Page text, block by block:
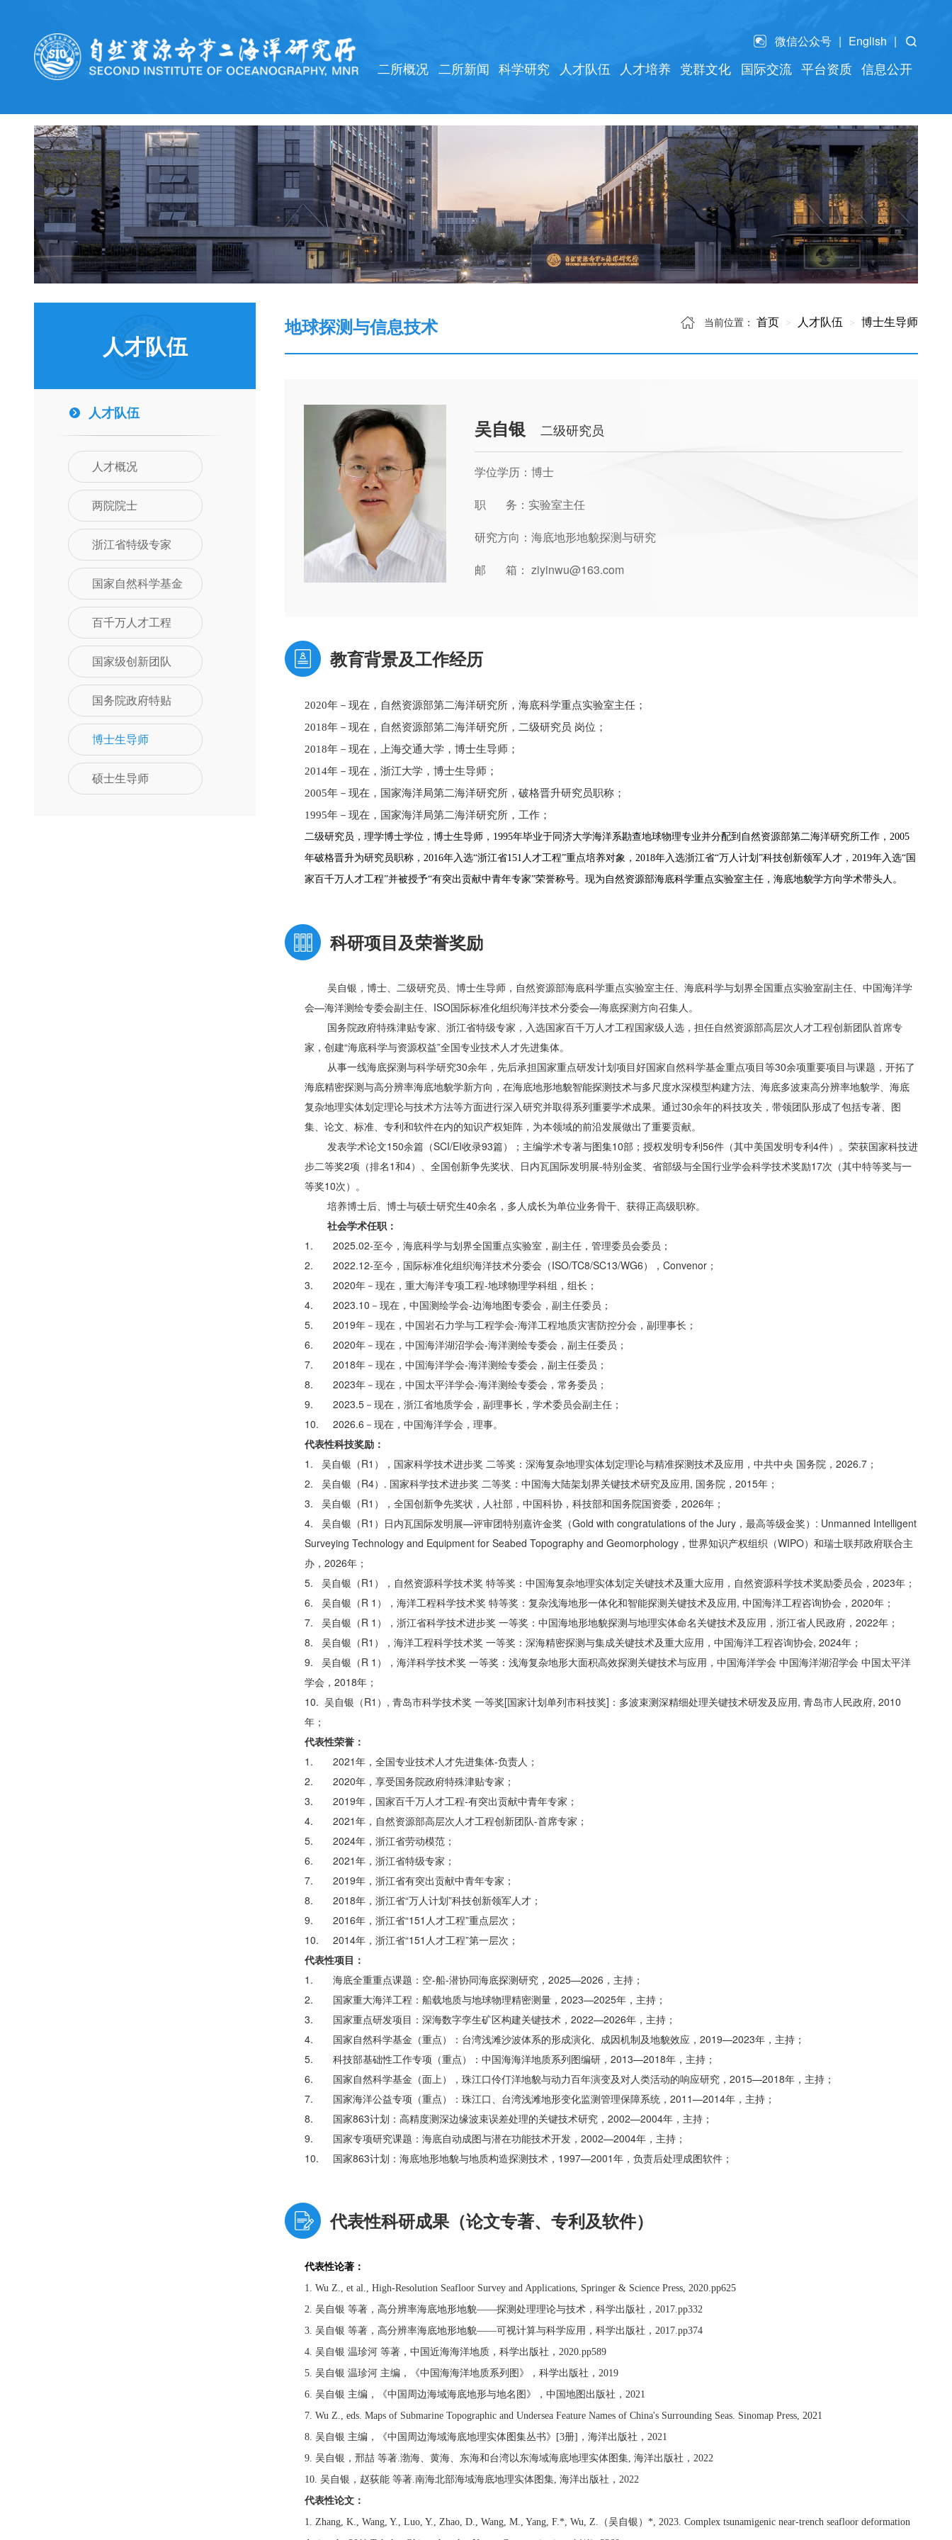
微信公众号 English
二所概况 二所新闻 科学研究 人才队伍 人才培养 党群文化 国际交流 平台资质 信息公开
人才队伍
人才队伍
人才概况
两院院士
浙江省特级专家
国家自然科学基金
百千万人才工程
国家级创新团队
国务院政府特贴
博士生导师
硕士生导师
地球探测与信息技术 当前位置： 首页 人才队伍 博士生导师
吴自银 二级研究员
学位学历：博士
职 务：实验室主任
研究方向：海底地形地貌探测与研究
邮 箱： ziyinwu@163.com
教育背景及工作经历
2020年－现在，自然资源部第二海洋研究所，海底科学重点实验室主任；
2018年－现在，自然资源部第二海洋研究所，二级研究员 岗位；
2018年－现在，上海交通大学，博士生导师；
2014年－现在，浙江大学，博士生导师；
2005年－现在，国家海洋局第二海洋研究所，破格晋升研究员职称；
1995年－现在，国家海洋局第二海洋研究所，工作；
二级研究员，理学博士学位，博士生导师，1995年毕业于同济大学海洋系勘查地球物理专业并分配到自然资源部第二海洋研究所工作，2005
年破格晋升为研究员职称，2016年入选“浙江省151人才工程”重点培养对象，2018年入选浙江省“万人计划”科技创新领军人才，2019年入选“国
家百千万人才工程”并被授予“有突出贡献中青年专家”荣誉称号。现为自然资源部海底科学重点实验室主任，海底地貌学方向学术带头人。
科研项目及荣誉奖励
吴自银，博士、二级研究员、博士生导师，自然资源部海底科学重点实验室主任、海底科学与划界全国重点实验室副主任、中国海洋学
会—海洋测绘专委会副主任、ISO国际标准化组织海洋技术分委会—海底探测方向召集人。
国务院政府特殊津贴专家、浙江省特级专家，入选国家百千万人才工程国家级人选，担任自然资源部高层次人才工程创新团队首席专
家，创建“海底科学与资源权益”全国专业技术人才先进集体。
从事一线海底探测与科学研究30余年，先后承担国家重点研发计划项目好国家自然科学基金重点项目等30余项重要项目与课题，开拓了
海底精密探测与高分辨率海底地貌学新方向，在海底地形地貌智能探测技术与多尺度水深模型构建方法、海底多波束高分辨率地貌学、海底
复杂地理实体划定理论与技术方法等方面进行深入研究并取得系列重要学术成果。通过30余年的科技攻关，带领团队形成了包括专著、图
集、论文、标准、专利和软件在内的知识产权矩阵，为本领域的前沿发展做出了重要贡献。
发表学术论文150余篇（SCI/EI收录93篇）；主编学术专著与图集10部；授权发明专利56件（其中美国发明专利4件）。荣获国家科技进
步二等奖2项（排名1和4）、全国创新争先奖状、日内瓦国际发明展-特别金奖、省部级与全国行业学会科学技术奖励17次（其中特等奖与一
等奖10次）。
培养博士后、博士与硕士研究生40余名，多人成长为单位业务骨干、获得正高级职称。
社会学术任职：
1. 2025.02-至今，海底科学与划界全国重点实验室，副主任，管理委员会委员；
2. 2022.12-至今，国际标准化组织海洋技术分委会（ISO/TC8/SC13/WG6），Convenor；
3. 2020年－现在，重大海洋专项工程-地球物理学科组，组长；
4. 2023.10－现在，中国测绘学会-边海地图专委会，副主任委员；
5. 2019年－现在，中国岩石力学与工程学会-海洋工程地质灾害防控分会，副理事长；
6. 2020年－现在，中国海洋湖沼学会-海洋测绘专委会，副主任委员；
7. 2018年－现在，中国海洋学会-海洋测绘专委会，副主任委员；
8. 2023年－现在，中国太平洋学会-海洋测绘专委会，常务委员；
9. 2023.5－现在，浙江省地质学会，副理事长，学术委员会副主任；
10. 2026.6－现在，中国海洋学会，理事。
代表性科技奖励：
1. 吴自银（R1），国家科学技术进步奖 二等奖：深海复杂地理实体划定理论与精准探测技术及应用，中共中央 国务院，2026.7；
2. 吴自银（R4）. 国家科学技术进步奖 二等奖：中国海大陆架划界关键技术研究及应用, 国务院，2015年；
3. 吴自银（R1），全国创新争先奖状，人社部，中国科协，科技部和国务院国资委，2026年；
4. 吴自银（R1）日内瓦国际发明展—评审团特别嘉许金奖（Gold with congratulations of the Jury，最高等级金奖）: Unmanned Intelligent
Surveying Technology and Equipment for Seabed Topography and Geomorphology，世界知识产权组织（WIPO）和瑞士联邦政府联合主
办，2026年；
5. 吴自银（R1），自然资源科学技术奖 特等奖：中国海复杂地理实体划定关键技术及重大应用，自然资源科学技术奖励委员会，2023年；
6. 吴自银（R 1），海洋工程科学技术奖 特等奖：复杂浅海地形一体化和智能探测关键技术及应用, 中国海洋工程咨询协会，2020年；
7. 吴自银（R 1），浙江省科学技术进步奖 一等奖：中国海地形地貌探测与地理实体命名关键技术及应用，浙江省人民政府，2022年；
8. 吴自银（R1），海洋工程科学技术奖 一等奖：深海精密探测与集成关键技术及重大应用，中国海洋工程咨询协会, 2024年；
9. 吴自银（R 1），海洋科学技术奖 一等奖：浅海复杂地形大面积高效探测关键技术与应用，中国海洋学会 中国海洋湖沼学会 中国太平洋
学会，2018年；
10. 吴自银（R1）, 青岛市科学技术奖 一等奖[国家计划单列市科技奖]：多波束测深精细处理关键技术研发及应用, 青岛市人民政府, 2010
年；
代表性荣誉：
1. 2021年，全国专业技术人才先进集体-负责人；
2. 2020年，享受国务院政府特殊津贴专家；
3. 2019年，国家百千万人才工程-有突出贡献中青年专家；
4. 2021年，自然资源部高层次人才工程创新团队-首席专家；
5. 2024年，浙江省劳动模范；
6. 2021年，浙江省特级专家；
7. 2019年，浙江省有突出贡献中青年专家；
8. 2018年，浙江省“万人计划”科技创新领军人才；
9. 2016年，浙江省“151人才工程”重点层次；
10. 2014年，浙江省“151人才工程”第一层次；
代表性项目：
1. 海底全重重点课题：空-船-潜协同海底探测研究，2025—2026，主持；
2. 国家重大海洋工程：船载地质与地球物理精密测量，2023—2025年，主持；
3. 国家重点研发项目：深海数字孪生矿区构建关键技术，2022—2026年，主持；
4. 国家自然科学基金（重点）：台湾浅滩沙波体系的形成演化、成因机制及地貌效应，2019—2023年，主持；
5. 科技部基础性工作专项（重点）：中国海海洋地质系列图编研，2013—2018年，主持；
6. 国家自然科学基金（面上），珠江口伶仃洋地貌与动力百年演变及对人类活动的响应研究，2015—2018年，主持；
7. 国家海洋公益专项（重点）：珠江口、台湾浅滩地形变化监测管理保障系统，2011—2014年，主持；
8. 国家863计划：高精度测深边缘波束误差处理的关键技术研究，2002—2004年，主持；
9. 国家专项研究课题：海底自动成图与潜在功能技术开发，2002—2004年，主持；
10. 国家863计划：海底地形地貌与地质构造探测技术，1997—2001年，负责后处理成图软件；
代表性科研成果（论文专著、专利及软件）
代表性论著：
1.
Wu Z., et al., High-Resolution Seafloor Survey and Applications, Springer & Science Press, 2020.pp625
2. 吴自银 等著，高分辨率海底地形地貌——探测处理理论与技术，科学出版社，2017.pp332
3. 吴自银 等著，高分辨率海底地形地貌——可视计算与科学应用，科学出版社，2017.pp374
4. 吴自银 温珍河 等著，中国近海海洋地质，科学出版社，2020.pp589
5. 吴自银 温珍河 主编，《中国海海洋地质系列图》，科学出版社，2019
6. 吴自银 主编，《中国周边海域海底地形与地名图》，中国地图出版社，2021
7. Wu Z., eds. Maps of Submarine Topographic and Undersea Feature Names of China's Surrounding Seas. Sinomap Press, 2021
8. 吴自银 主编，《中国周边海域海底地理实体图集丛书》[3册]，海洋出版社，2021
9. 吴自银，邢喆 等著.渤海、黄海、东海和台湾以东海域海底地理实体图集, 海洋出版社，2022
10. 吴自银，赵荻能 等著.南海北部海域海底地理实体图集, 海洋出版社，2022
代表性论文：
1.
Zhang, K., Wang, Y., Luo, Y., Zhao, D., Wang, M., Yang, F.*, Wu, Z.（吴自银）*, 2023. Complex tsunamigenic near-trench seafloor deformation